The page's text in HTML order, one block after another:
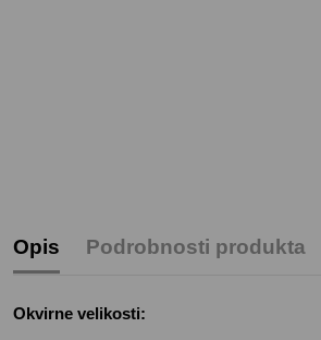
Opis Podrobnosti produkta
Okvirne velikosti: